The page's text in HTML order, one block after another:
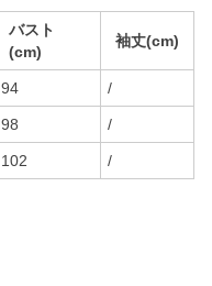
バスト
(cm)
袖丈(cm)
94 /
98 /
102 /